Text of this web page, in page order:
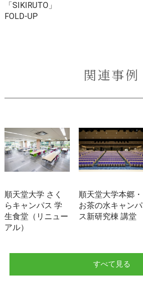
「SIKIRUTO」
FOLD-UP
関連事例
順天堂大学 さく
らキャンパス 学
生食堂（リニュー
アル）
順天堂大学本郷・
お茶の水キャンパ
ス新研究棟 講堂
すべて見る